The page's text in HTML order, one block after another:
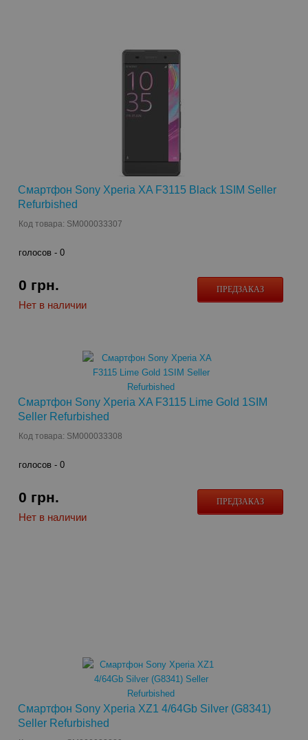
Смартфон Sony Xperia XA F3115 Black 1SIM Seller
Refurbished
Код товара: SM000033307
голосов - 0
0 грн.
Нет в наличии
ПРЕДЗАКАЗ
Смартфон Sony Xperia XA F3115 Lime Gold 1SIM
Seller Refurbished
Код товара: SM000033308
голосов - 0
0 грн.
Нет в наличии
ПРЕДЗАКАЗ
Смартфон Sony Xperia XZ1 4/64Gb Silver (G8341)
Seller Refurbished